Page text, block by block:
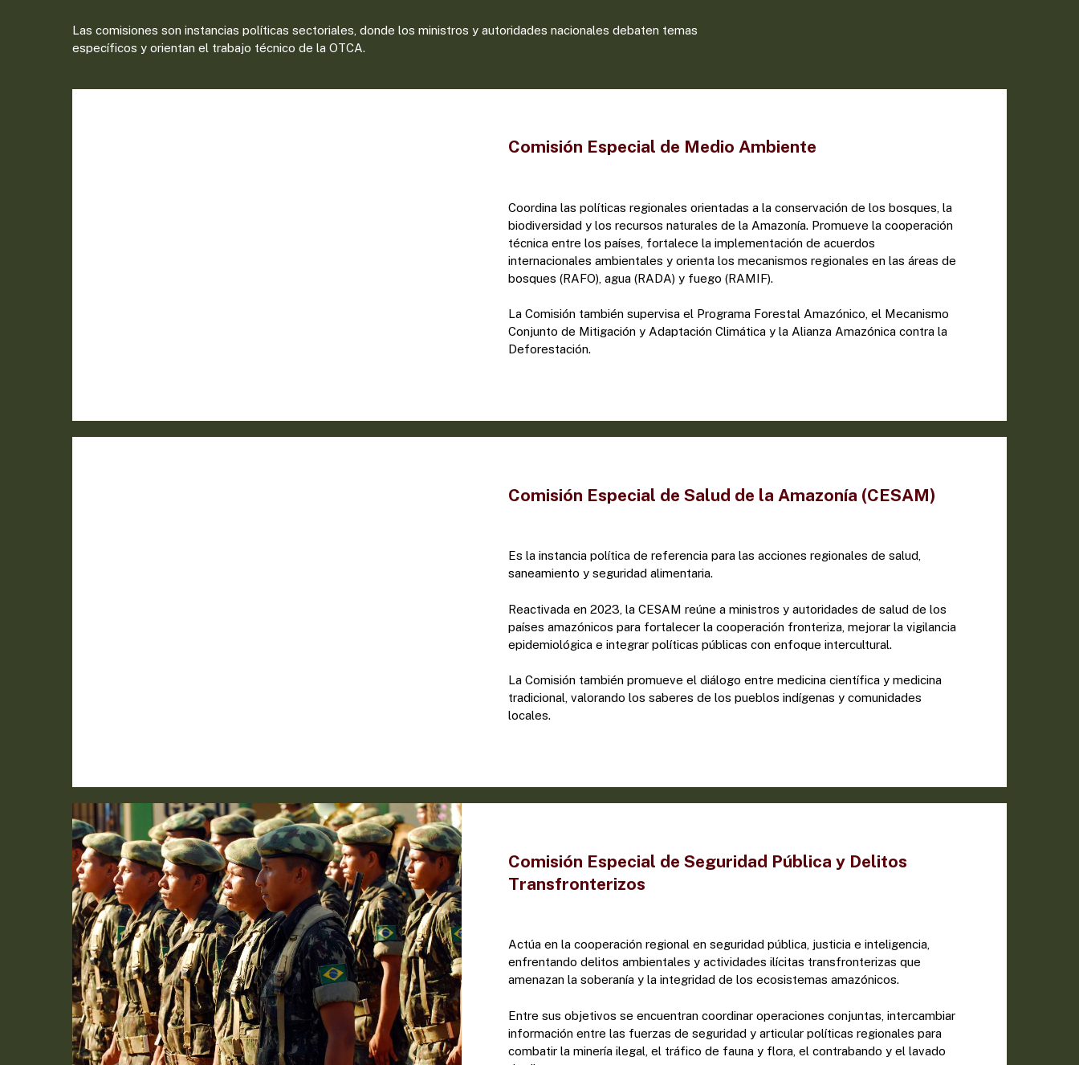
Las comisiones son instancias políticas sectoriales, donde los ministros y autoridades nacionales debaten temas
específicos y orientan el trabajo técnico de la OTCA.
Comisión Especial de Medio Ambiente
Coordina las políticas regionales orientadas a la conservación de los bosques, la
biodiversidad y los recursos naturales de la Amazonía. Promueve la cooperación
técnica entre los países, fortalece la implementación de acuerdos
internacionales ambientales y orienta los mecanismos regionales en las áreas de
bosques (RAFO), agua (RADA) y fuego (RAMIF).
La Comisión también supervisa el Programa Forestal Amazónico, el Mecanismo
Conjunto de Mitigación y Adaptación Climática y la Alianza Amazónica contra la
Deforestación.
Comisión Especial de Salud de la Amazonía (CESAM)
Es la instancia política de referencia para las acciones regionales de salud,
saneamiento y seguridad alimentaria.
Reactivada en 2023, la CESAM reúne a ministros y autoridades de salud de los
países amazónicos para fortalecer la cooperación fronteriza, mejorar la vigilancia
epidemiológica e integrar políticas públicas con enfoque intercultural.
La Comisión también promueve el diálogo entre medicina científica y medicina
tradicional, valorando los saberes de los pueblos indígenas y comunidades
locales.
Comisión Especial de Seguridad Pública y Delitos
Transfronterizos
Actúa en la cooperación regional en seguridad pública, justicia e inteligencia,
enfrentando delitos ambientales y actividades ilícitas transfronterizas que
amenazan la soberanía y la integridad de los ecosistemas amazónicos.
Entre sus objetivos se encuentran coordinar operaciones conjuntas, intercambiar
información entre las fuerzas de seguridad y articular políticas regionales para
combatir la minería ilegal, el tráfico de fauna y flora, el contrabando y el lavado